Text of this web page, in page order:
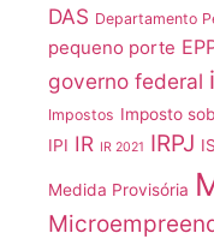
DAS Departamento
pequeno porte
governo federal
Impostos Imposto
IPI IR IR 2021 IRPJ
Medida Provisória